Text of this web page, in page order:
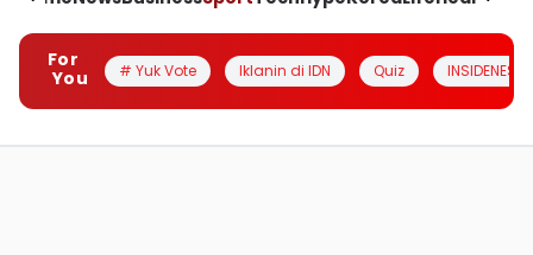
For
You
# Yuk Vote Iklanin di IDN Quiz INSIDENESIA